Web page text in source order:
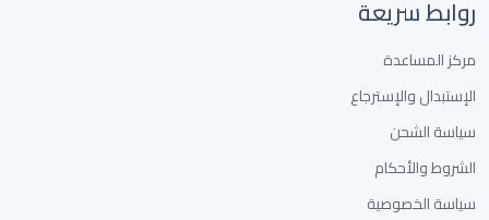
روابط سريعة
مركز المساعدة
الإستبدال والإسترجاع
سياسة الشحن
الشروط والأحكام
سياسة الخصوصية